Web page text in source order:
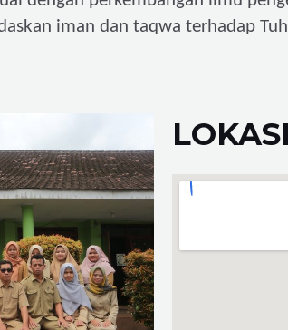
iman dan taqwa terhadap